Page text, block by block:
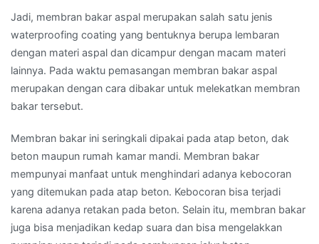
Jadi, membran bakar aspal merupakan salah satu jenis
waterproofing coating yang bentuknya berupa lembaran
dengan materi aspal dan dicampur dengan macam materi
lainnya. Pada waktu pemasangan membran bakar aspal
merupakan dengan cara dibakar untuk melekatkan membran
bakar tersebut.
Membran bakar ini seringkali dipakai pada atap beton, dak
beton maupun rumah kamar mandi. Membran bakar
mempunyai manfaat untuk menghindari adanya kebocoran
yang ditemukan pada atap beton. Kebocoran bisa terjadi
karena adanya retakan pada beton. Selain itu, membran bakar
juga bisa menjadikan kedap suara dan bisa mengelakkan